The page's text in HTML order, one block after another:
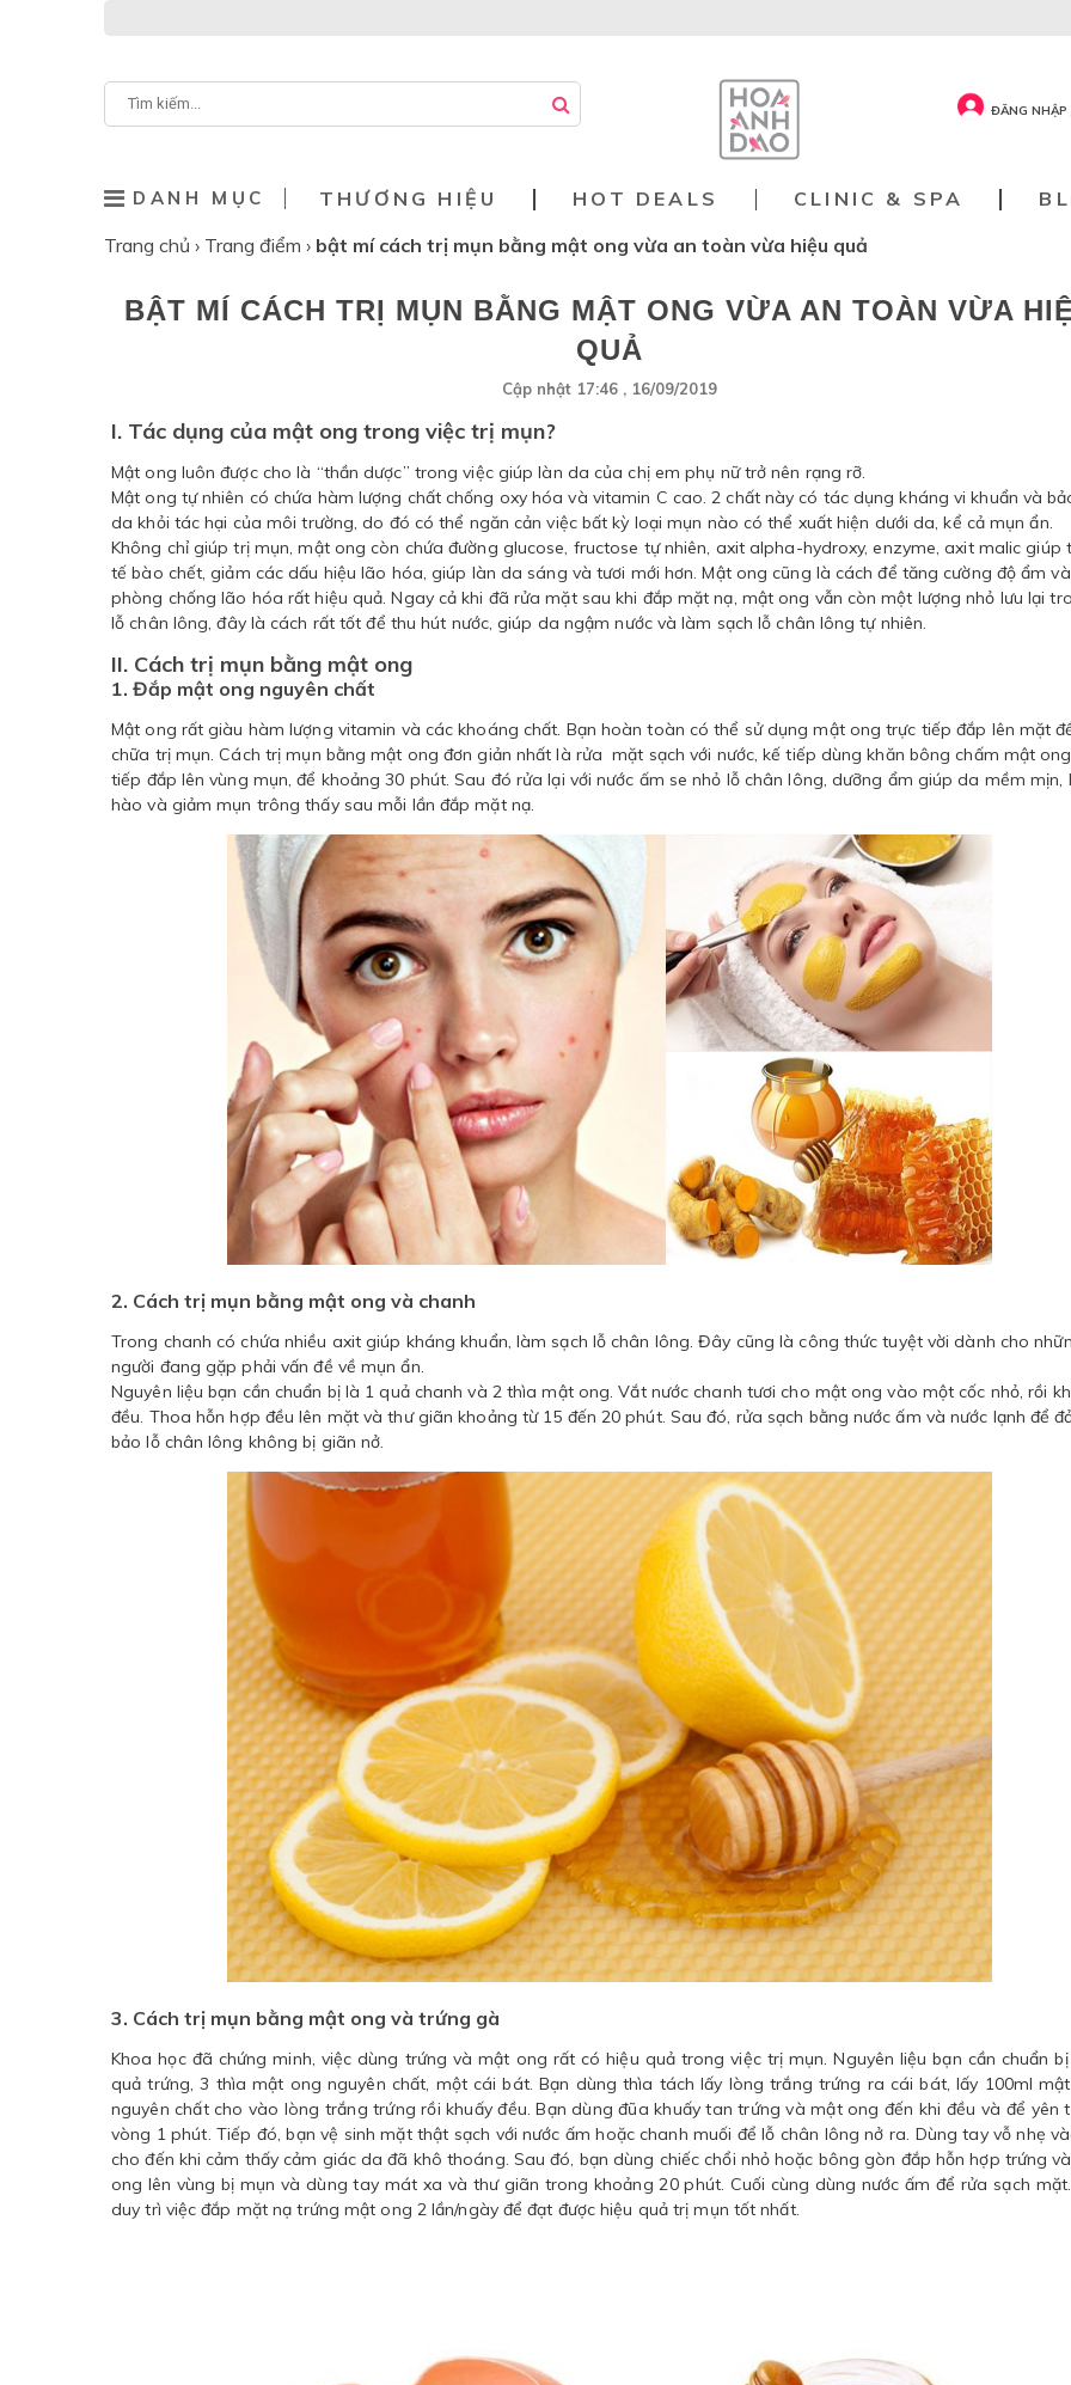
ĐĂNG NHẬP
DANH MỤC THƯƠNG HIỆU HOT DEALS CLINIC & SPA
Trang chủ › Trang điểm › bật mí cách trị mụn bằng mật ong vừa an toàn vừa hiệu quả
BẬT MÍ CÁCH TRỊ MỤN BẰNG MẬT ONG VỪA AN TOÀN VỪA
QUẢ
Cập nhật 17:46 , 16/09/2019
I. Tác dụng của mật ong trong việc trị mụn?
Mật ong luôn được cho là “thần dược” trong việc giúp làn da của chị em phụ nữ trở nên rạng rỡ.
Mật ong tự nhiên có chứa hàm lượng chất chống oxy hóa và vitamin C cao. 2 chất này có tác dụng kháng vi khuẩn và
da khỏi tác hại của môi trường, do đó có thể ngăn cản việc bất kỳ loại mụn nào có thể xuất hiện dưới da, kể cả mụn ẩn.
Không chỉ giúp trị mụn, mật ong còn chứa đường glucose, fructose tự nhiên, axit alpha-hydroxy, enzyme, axit malic giúp
tế bào chết, giảm các dấu hiệu lão hóa, giúp làn da sáng và tươi mới hơn. Mật ong cũng là cách để tăng cường độ ẩm và
phòng chống lão hóa rất hiệu quả. Ngay cả khi đã rửa mặt sau khi đắp mặt nạ, mật ong vẫn còn một lượng nhỏ lưu lại
lỗ chân lông, đây là cách rất tốt để thu hút nước, giúp da ngậm nước và làm sạch lỗ chân lông tự nhiên.
II. Cách trị mụn bằng mật ong
1. Đắp mật ong nguyên chất
Mật ong rất giàu hàm lượng vitamin và các khoáng chất. Bạn hoàn toàn có thể sử dụng mật ong trực tiếp đắp lên mặt
chữa trị mụn. Cách trị mụn bằng mật ong đơn giản nhất là rửa mặt sạch với nước, kế tiếp dùng khăn bông chấm mật
tiếp đắp lên vùng mụn, để khoảng 30 phút. Sau đó rửa lại với nước ấm se nhỏ lỗ chân lông, dưỡng ẩm giúp da mềm mịn,
hào và giảm mụn trông thấy sau mỗi lần đắp mặt nạ.
2. Cách trị mụn bằng mật ong và chanh
Trong chanh có chứa nhiều axit giúp kháng khuẩn, làm sạch lỗ chân lông. Đây cũng là công thức tuyệt vời dành cho
người đang gặp phải vấn đề về mụn ẩn.
Nguyên liệu bạn cần chuẩn bị là 1 quả chanh và 2 thìa mật ong. Vắt nước chanh tươi cho mật ong vào một cốc nhỏ, rồi
đều. Thoa hỗn hợp đều lên mặt và thư giãn khoảng từ 15 đến 20 phút. Sau đó, rửa sạch bằng nước ấm và nước lạnh để
bảo lỗ chân lông không bị giãn nở.
3. Cách trị mụn bằng mật ong và trứng gà
Khoa học đã chứng minh, việc dùng trứng và mật ong rất có hiệu quả trong việc trị mụn. Nguyên liệu bạn cần chuẩn
quả trứng, 3 thìa mật ong nguyên chất, một cái bát. Bạn dùng thìa tách lấy lòng trắng trứng ra cái bát, lấy 100ml
nguyên chất cho vào lòng trắng trứng rồi khuấy đều. Bạn dùng đũa khuấy tan trứng và mật ong đến khi đều và để yên
vòng 1 phút. Tiếp đó, bạn vệ sinh mặt thật sạch với nước ấm hoặc chanh muối để lỗ chân lông nở ra. Dùng tay vỗ nhẹ
cho đến khi cảm thấy cảm giác da đã khô thoáng. Sau đó, bạn dùng chiếc chổi nhỏ hoặc bông gòn đắp hỗn hợp trứng
ong lên vùng bị mụn và dùng tay mát xa và thư giãn trong khoảng 20 phút. Cuối cùng dùng nước ấm để rửa sạch
duy trì việc đắp mặt nạ trứng mật ong 2 lần/ngày để đạt được hiệu quả trị mụn tốt nhất.